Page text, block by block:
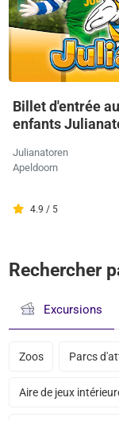
Billet d'entrée
enfants
Julianatoren
Apeldoorn
4.9 / 5
Rechercher
Excursions
Zoos Parcs
Aire de jeux